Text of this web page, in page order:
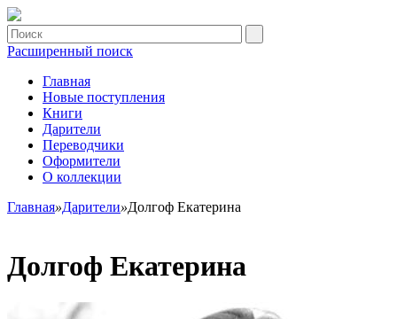
Расширенный поиск
Главная
Новые поступления
Книги
Дарители
Переводчики
Оформители
О коллекции
Главная»Дарители»Долгоф Екатерина
Долгоф Екатерина